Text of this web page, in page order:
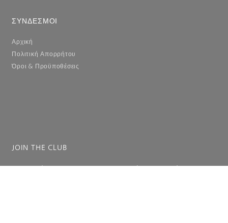
ΣΥΝΔΕΣΜΟΙ
Αρχική
Πολιτική Απορρήτου
Όροι & Προϋποθέσεις
JOIN THE CLUB
Συμπληρώστε το email σας για να λαμβάνετε ενημερώσεις.